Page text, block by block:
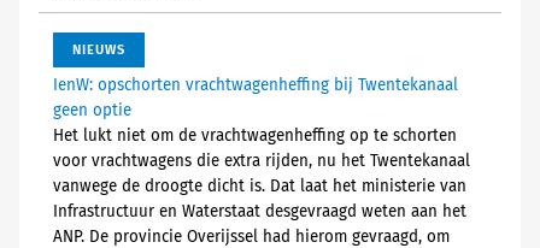
NIEUWS
IenW: opschorten vrachtwagenheffing bij Twentekanaal
geen optie
Het lukt niet om de vrachtwagenheffing op te schorten
voor vrachtwagens die extra rijden, nu het Twentekanaal
vanwege de droogte dicht is. Dat laat het ministerie van
Infrastructuur en Waterstaat desgevraagd weten aan het
ANP. De provincie Overijssel had hierom gevraagd, om